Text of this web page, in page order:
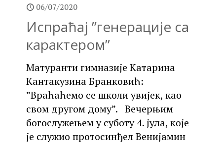
06/07/2020
Испраћај ”генерације са
карактером”
Матуранти гимназије Катарина
Кантакузина Бранковић:
”Враћаћемо се школи увијек, као
свом другом дому”. Вечерњим
богослужењем у суботу 4. јула, које
је служио протосинђел Венијамин